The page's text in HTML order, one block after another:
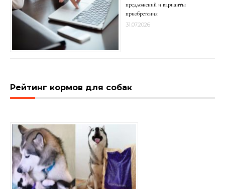
предложений и варианты
приобретения
31.07.2026
Рейтинг кормов для собак